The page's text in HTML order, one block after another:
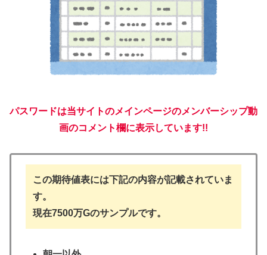
パスワードは当サイトのメインページのメンバーシップ動
画のコメント欄に表示しています!!
この期待値表には下記の内容が記載されていま
す。
現在7500万Gのサンプルです。